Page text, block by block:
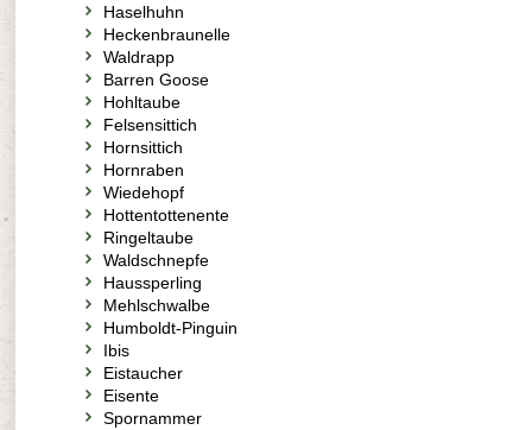
Haselhuhn
Heckenbraunelle
Waldrapp
Barren Goose
Hohltaube
Felsensittich
Hornsittich
Hornraben
Wiedehopf
Hottentottenente
Ringeltaube
Waldschnepfe
Haussperling
Mehlschwalbe
Humboldt-Pinguin
Ibis
Eistaucher
Eisente
Spornammer